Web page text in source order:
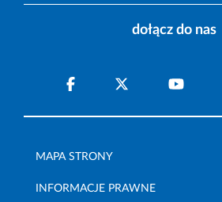
dołącz do nas
MAPA STRONY
INFORMACJE PRAWNE